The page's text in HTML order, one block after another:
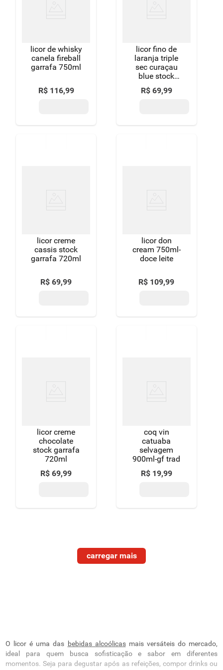
licor de whisky
canela fireball
garrafa 750ml
R$ 116,99
licor fino de
laranja triple
sec curaçau
blue stock
garrafa 720ml
R$ 69,99
licor creme
cassis stock
garrafa 720ml
R$ 69,99
licor don
cream 750ml-
doce leite
R$ 109,99
licor creme
chocolate
stock garrafa
720ml
R$ 69,99
coq vin
catuaba
selvagem
900ml-gf trad
R$ 19,99
O licor é uma das bebidas alcoólicasmais versáteis do mercado,
ideal para quem busca sofisticação e sabor em diferentes
momentos. Seja para degustar após as refeições, compor drinks ou